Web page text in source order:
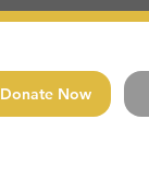
Donate Now